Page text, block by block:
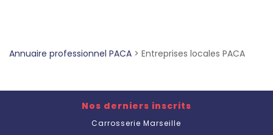
Annuaire professionnel PACA > Entreprises locales PACA
Nos derniers inscrits
Carrosserie Marseille